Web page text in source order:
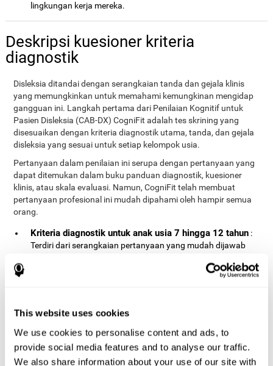
This website uses cookies
We use cookies to personalise content and ads, to
provide social media features and to analyse our traffic.
We also share information about your use of our site with
lingkungan kerja mereka.
Deskripsi kuesioner kriteria
diagnostik
Disleksia ditandai dengan serangkaian tanda dan gejala klinis
yang memungkinkan untuk memahami kemungkinan mengidap
gangguan ini. Langkah pertama dari Penilaian Kognitif untuk
Pasien Disleksia (CAB-DX) CogniFit adalah tes skrining yang
disesuaikan dengan kriteria diagnostik utama, tanda, dan gejala
disleksia yang sesuai untuk setiap kelompok usia.
Pertanyaan dalam penilaian ini serupa dengan pertanyaan yang
dapat ditemukan dalam buku panduan diagnostik, kuesioner
klinis, atau skala evaluasi. Namun, CogniFit telah membuat
pertanyaan profesional ini mudah dipahami oleh hampir semua
orang.
Kriteria diagnostik untuk anak usia 7 hingga 12 tahun :
Terdiri dari serangkaian pertanyaan yang mudah dijawab
yang bertanggung jawab atas evaluasi. Kuesioner berisi
spasial atau masalah dalam hubungan sosial (frustrasi,
kurangnya harga diri).
Kriteria diagnostik untuk remaja berusia 13 hingga 17
tahun: Terdiri dari serangkaian pertanyaan yang mudah